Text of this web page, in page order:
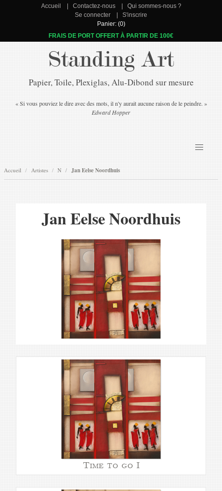
Accueil Contactez-nous
Qui sommes-nous ?
Se connecter
S'inscrire
Panier: (0)
FRAIS DE PORT OFFERT À PARTIR DE 100€
Standing Art
Papier, Toile, Plexiglas, Alu-Dibond sur mesure
« Si vous pouviez le dire avec des mots, il n'y aurait aucune raison de le peindre. »
Edward Hopper
Accueil Artistes N Jan Eelse Noordhuis
Jan Eelse Noordhuis
Time to go I